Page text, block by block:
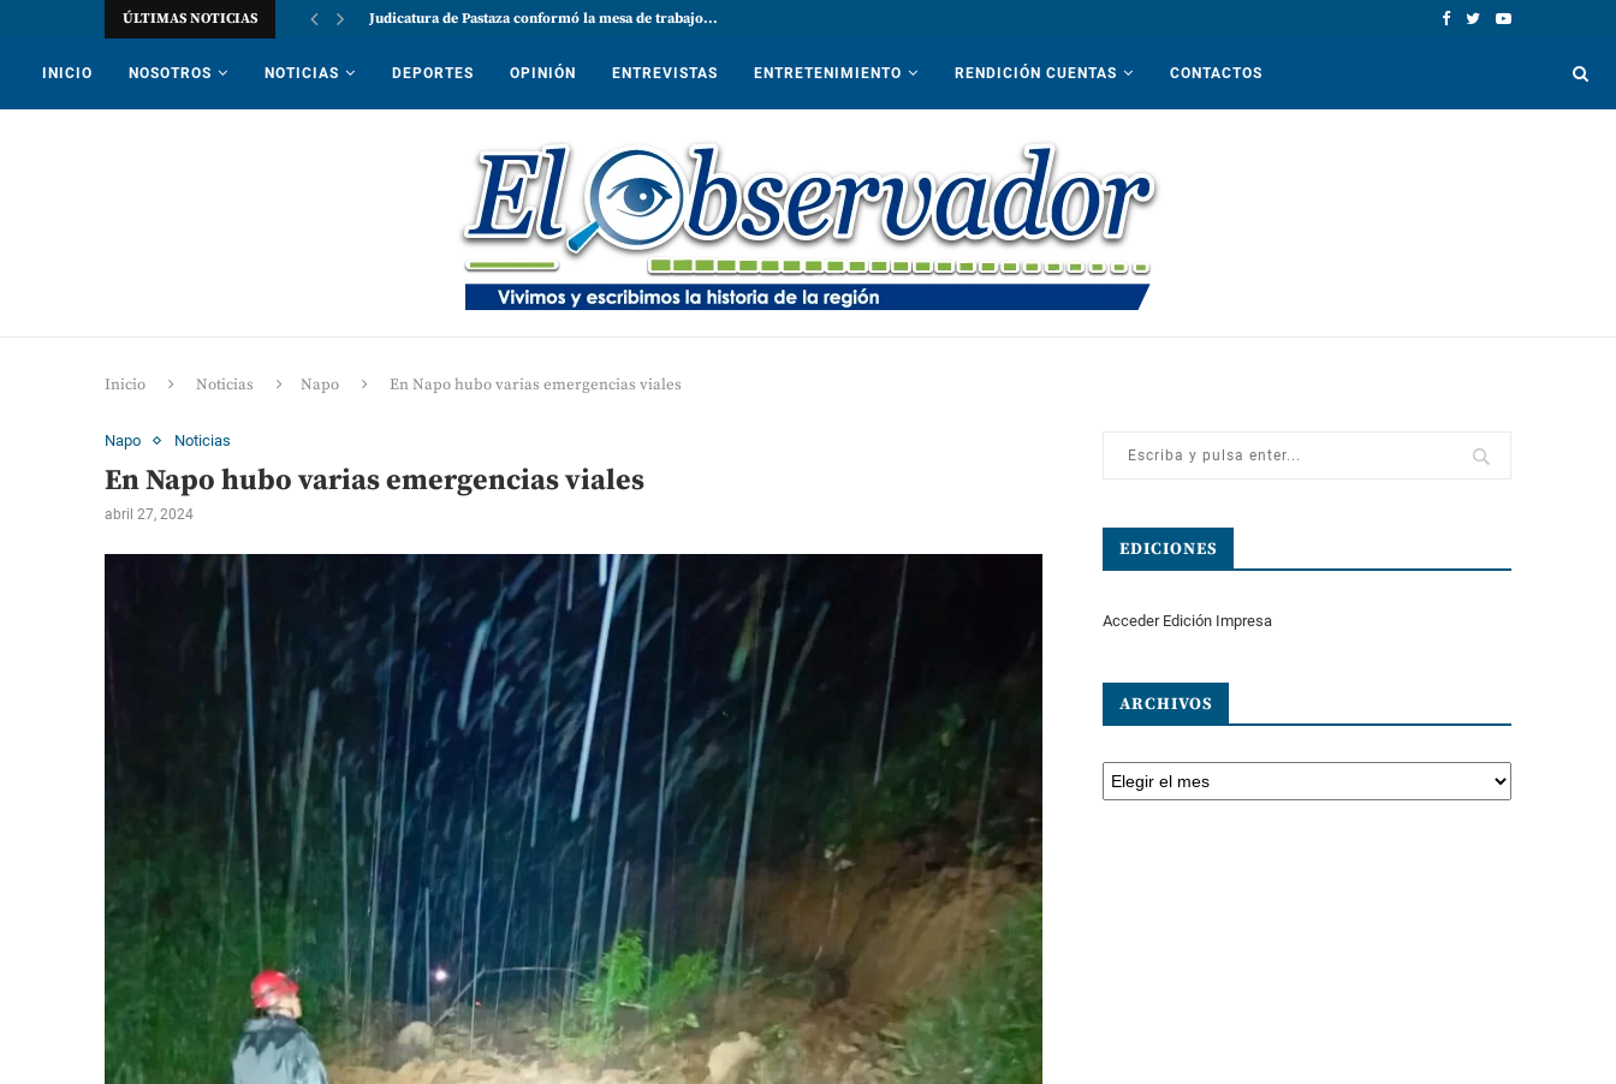
ÚLTIMAS NOTICIAS Judicatura de Pastaza conformó la mesa de trabajo...
INICIO NOSOTROS NOTICIAS DEPORTES OPINIÓN ENTREVISTAS ENTRETENIMIENTO RENDICIÓN CUENTAS CONTACTOS
Inicio Noticias Napo En Napo hubo varias emergencias viales
Napo Noticias
En Napo hubo varias emergencias viales
abril 27, 2024
EDICIONES
Acceder Edición Impresa
ARCHIVOS